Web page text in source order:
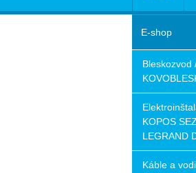
E-shop
Bleskozvod
KOPOS
LEGRAND
Káble a